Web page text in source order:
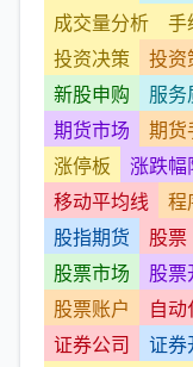
成交量分析
手
投资决策
投资
新股申购
服务
期货市场
期货
涨停板
涨跌幅
移动平均线
程
股指期货
股票
股票市场
股票
股票账户
自动
证券公司
证券